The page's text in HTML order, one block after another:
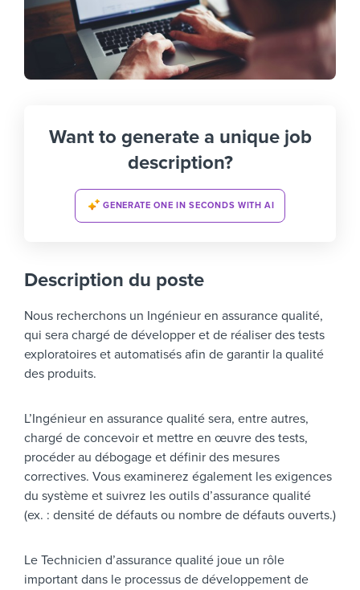
Want to generate a unique job
description?
GENERATE ONE IN SECONDS WITH AI
Description du poste
Nous recherchons un Ingénieur en assurance qualité,
qui sera chargé de développer et de réaliser des tests
exploratoires et automatisés afin de garantir la qualité
des produits.
L’Ingénieur en assurance qualité sera, entre autres,
chargé de concevoir et mettre en œuvre des tests,
procéder au débogage et définir des mesures
correctives. Vous examinerez également les exigences
du système et suivrez les outils d’assurance qualité
(ex. : densité de défauts ou nombre de défauts ouverts.)
Le Technicien d’assurance qualité joue un rôle
important dans le processus de développement de